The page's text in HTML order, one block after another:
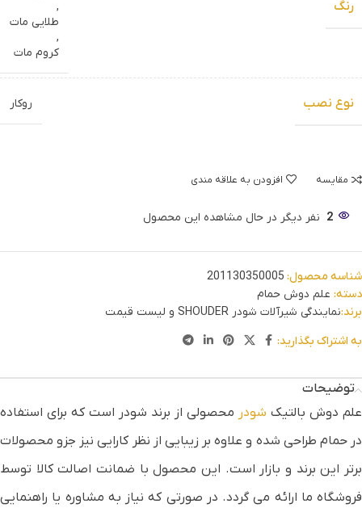
رنگ
,
طلایی مات
,
کروم مات
نوع نصب روکار
مقایسه افزودن به علاقه مندی
2 نفر دیگر در حال مشاهده این محصول
شناسه محصول: 201130350005
دسته: علم دوش حمام
برند:نمایندگی شیرآلات شودر SHOUDER و لیست قیمت
به اشتراک بگذارید:
توضیحات
علم دوش بالتیک شودر محصولی از برند شودر است که برای استفاده
در حمام طراحی شده و علاوه بر زیبایی از نظر کارایی نیز جزو محصولات
برتر این برند و بازار است. این محصول با ضمانت اصالت کالا توسط
فروشگاه ما ارائه می گردد. در صورتی که نیاز به مشاوره یا راهنمایی